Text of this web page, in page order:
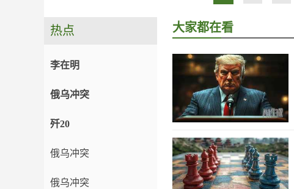
热点
李在明
俄乌冲突
歼20
俄乌冲突
俄乌冲突
大家都在看